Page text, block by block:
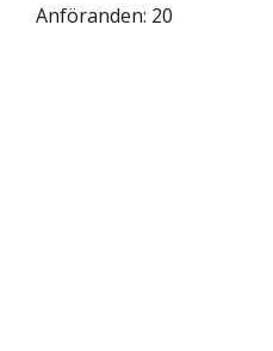
Anföranden: 20